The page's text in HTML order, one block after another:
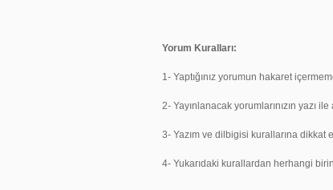
Yorum Kuralları:
1- Yaptığınız yorumun hakaret
2- Yayınlanacak yorumlarınızın yazı
3- Yazım ve dilbigisi kurallarına dikkat
4- Yukarıdaki kurallardan herhangi